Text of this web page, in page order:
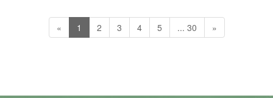
« 1 2 3 4 5 ... 30 »